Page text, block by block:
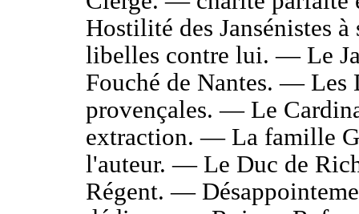
Hostilité des Jansénistes
libelles contre lui. — Le
Fouché de Nantes. —
provençales. — Le
extraction. — La famille
l'auteur. — Le Duc de
Régent. —